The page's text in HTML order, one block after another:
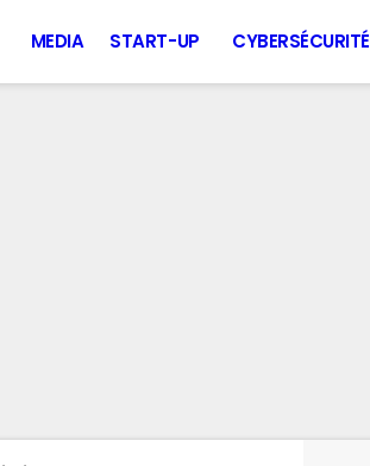
MEDIA START-UP CYBERSÉCURITÉ